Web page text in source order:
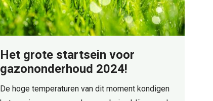
Het grote startsein voor
gazononderhoud 2024!
De hoge temperaturen van dit moment kondigen